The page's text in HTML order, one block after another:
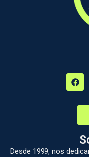
Desde 1999, nos